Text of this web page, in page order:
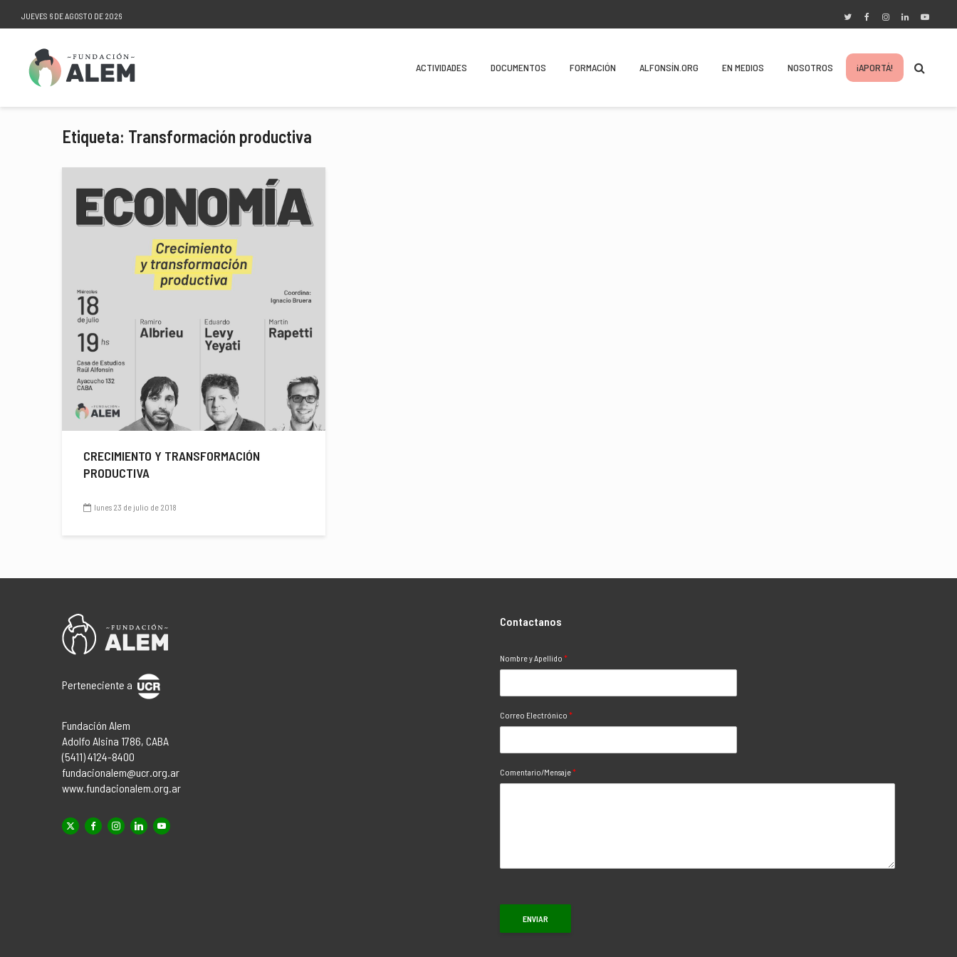
JUEVES 6 DE AGOSTO DE 2026
ACTIVIDADES DOCUMENTOS FORMACIÓN ALFONSÍN.ORG EN MEDIOS NOSOTROS ¡APORTÁ!
Etiqueta: Transformación productiva
CRECIMIENTO Y TRANSFORMACIÓN
PRODUCTIVA
lunes 23 de julio de 2018
Perteneciente a
Fundación Alem
Adolfo Alsina 1786, CABA
(5411) 4124-8400
fundacionalem@ucr.org.ar
www.fundacionalem.org.ar
Contactanos
Nombre y Apellido *
Correo Electrónico *
Comentario/Mensaje*
ENVIAR